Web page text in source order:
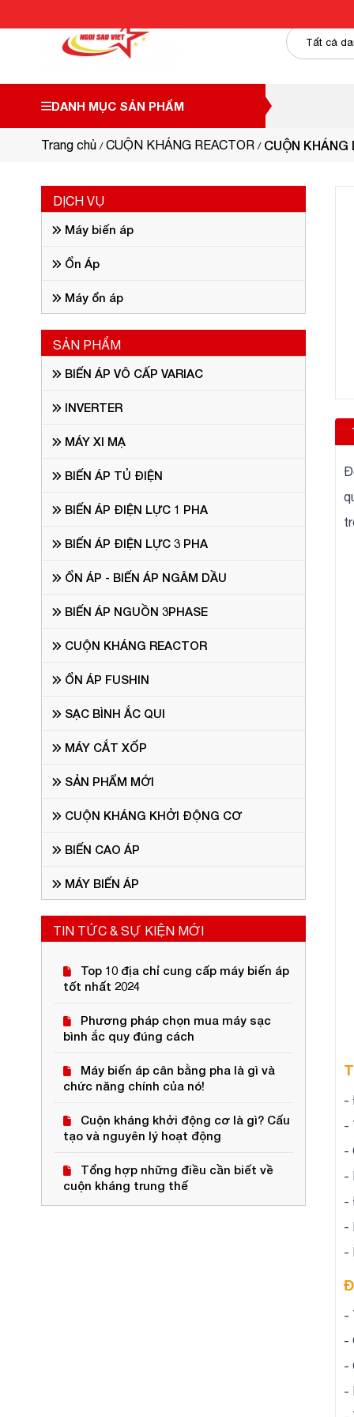
DANH MỤC SẢN PHẨM
Trang chủ CUỘN KHÁNG REACTOR CUỘN KHÁNG
-
-
-
-
-
-
-
-
-
-
-
DỊCH VỤ
Máy biến áp
Ổn Áp
Máy ổn áp
SẢN PHẨM
BIẾN ÁP VÔ CẤP VARIAC
INVERTER
MÁY XI MẠ
BIẾN ÁP TỦ ĐIỆN
BIẾN ÁP ĐIỆN LỰC 1 PHA
BIẾN ÁP ĐIỆN LỰC 3 PHA
ỔN ÁP - BIẾN ÁP NGÂM DẦU
BIẾN ÁP NGUỒN 3PHASE
CUỘN KHÁNG REACTOR
ỔN ÁP FUSHIN
SẠC BÌNH ẮC QUI
MÁY CẮT XỐP
SẢN PHẨM MỚI
CUỘN KHÁNG KHỞI ĐỘNG CƠ
BIẾN CAO ÁP
MÁY BIẾN ÁP
TIN TỨC & SỰ KIỆN MỚI
Top 10 địa chỉ cung cấp máy biến áp
tốt nhất 2024
Phương pháp chọn mua máy sạc
bình ắc quy đúng cách
Máy biến áp cân bằng pha là gì và
chức năng chính của nó!
Cuộn kháng khởi động cơ là gì? Cấu
tạo và nguyên lý hoạt động
Tổng hợp những điều cần biết về
cuộn kháng trung thế